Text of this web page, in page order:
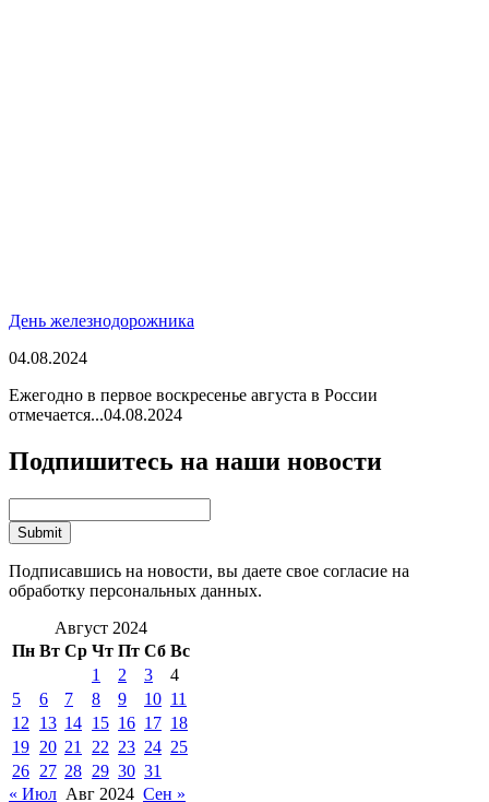
День железнодорожника
04.08.2024
Ежегодно в первое воскресенье августа в России
отмечается...04.08.2024
Подпишитесь на наши новости
Подписавшись на новости, вы даете свое согласие на
обработку персональных данных.
Август 2024
Пн Вт Ср Чт Пт Сб Вс
1
2 3
4
5
6 7 8 9 10 11
12
13 14 15 16 17 18
19 20 21 22 23 24 25
26 27 28 29 30 31
« Июл Авг 2024 Сен »